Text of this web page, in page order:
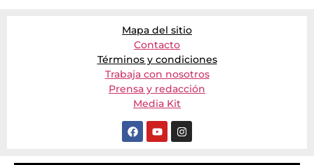
Mapa del sitio
Contacto
Términos y condiciones
Trabaja con nosotros
Prensa y redacción
Media Kit